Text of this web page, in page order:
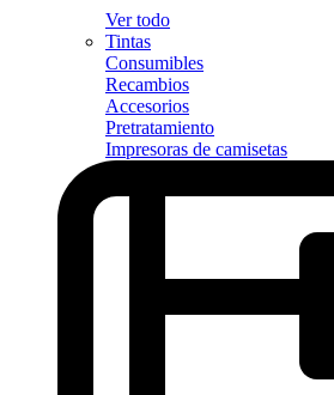
Ver todo
Tintas
Consumibles
Recambios
Accesorios
Pretratamiento
Impresoras de camisetas